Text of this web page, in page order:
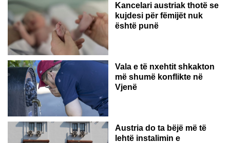
Kancelari austriak thotë se
kujdesi për fëmijët nuk
është punë
Vala e të nxehtit shkakton
më shumë konflikte në
Vjenë
Austria do ta bëjë më të
lehtë instalimin e